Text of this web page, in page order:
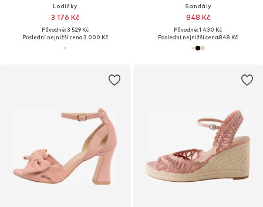
Lodičky
3 176 Kč
Původně: 3 529 Kč
Poslední nejnižší cena:3 000 Kč
Sandály
848 Kč
Původně: 1 430 Kč
Poslední nejnižší cena:848 Kč